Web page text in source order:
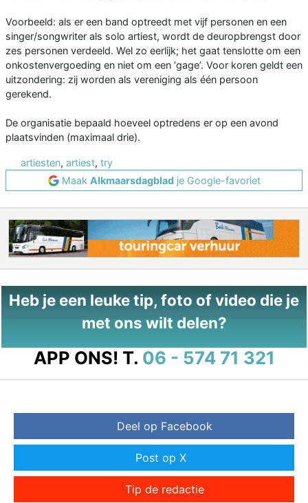
Voorbeeld: als er een band optreedt met vijf personen en een
singer/songwriter als solo artiest, wordt de deuropbrengst door
zes personen verdeeld. Wel zo eerlijk; het gaat tenslotte om een
onkostenvergoeding en niet om een ‘gage’. Voor koren geldt een
uitzondering: zij worden als vereniging als één persoon
gerekend.
De organisatie bepaald hoeveel optredens er op een avond
plaatsvinden (maximaal drie).
artiesten, artiest, try
Maak Alkmaarsdagbladje Google-favoriet
Heb je een leuke tip, foto of video die je
met ons wilt delen?
APP ONS! T. 06 - 574 71 321
Deel op Facebook
Post op X
Tip de redactie